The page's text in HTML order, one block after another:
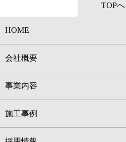
TOPへ
HOME
会社概要
事業内容
施工事例